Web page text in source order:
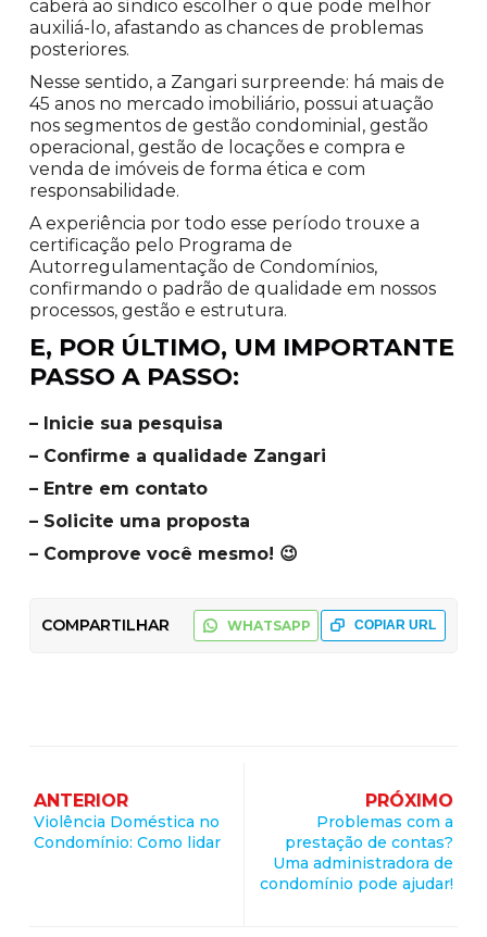
caberá ao síndico escolher o que pode melhor
auxiliá-lo, afastando as chances de problemas
posteriores.
Nesse sentido, a Zangari surpreende: há mais de
45 anos no mercado imobiliário, possui atuação
nos segmentos de gestão condominial, gestão
operacional, gestão de locações e compra e
venda de imóveis de forma ética e com
responsabilidade.
A experiência por todo esse período trouxe a
certificação pelo Programa de
Autorregulamentação de Condomínios,
confirmando o padrão de qualidade em nossos
processos, gestão e estrutura.
E, POR ÚLTIMO, UM IMPORTANTE
PASSO A PASSO:
– Inicie sua pesquisa
– Confirme a qualidade Zangari
– Entre em contato
– Solicite uma proposta
– Comprove você mesmo! 😉
COMPARTILHAR COPIAR URL
WHATSAPP
ANTERIOR
Violência Doméstica no
Condomínio: Como lidar
PRÓXIMO
Problemas com a
prestação de contas?
Uma administradora de
condomínio pode ajudar!